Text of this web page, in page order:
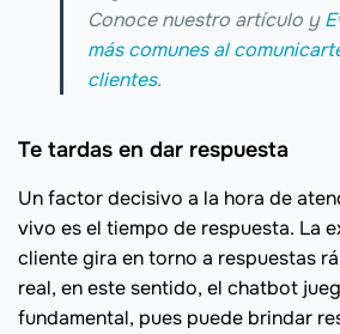
Conoce nuestro artículo y
más comunes al
clientes.
Te tardas en dar respuesta
Un factor decisivo a la hora de
vivo es el tiempo de respuesta. La
cliente gira en torno a respuestas
real, en este sentido, el chatbot
fundamental, pues puede brindar